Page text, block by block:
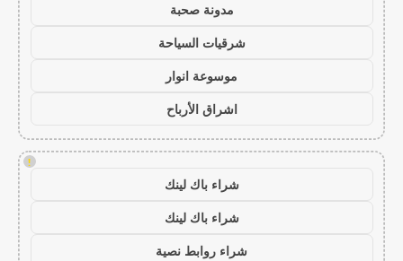
مدونة صحبة
شرقيات السياحة
موسوعة انوار
اشراق الأرباح
!
شراء باك لينك
شراء باك لينك
شراء روابط نصية